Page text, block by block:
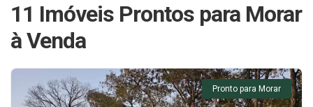
11 Imóveis Prontos para Morar
à Venda
Pronto para Morar